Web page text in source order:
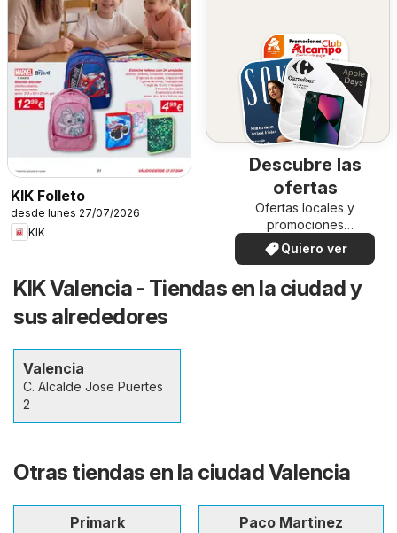
KIK Folleto
desde lunes 27/07/2026
KIK
Descubre las
ofertas
Ofertas locales y
promociones
especiales.
Quiero ver
KIK Valencia - Tiendas en la ciudad y
sus alrededores
Valencia
C. Alcalde Jose Puertes
2
Otras tiendas en la ciudad Valencia
Primark
Paco Martinez